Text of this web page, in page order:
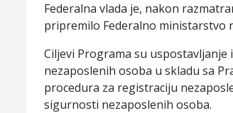
Federalna vlada je, nakon
pripremilo Federalno ministarstvo
Ciljevi Programa su
nezaposlenih osoba u skladu sa
procedura za registraciju
sigurnosti nezaposlenih osoba.